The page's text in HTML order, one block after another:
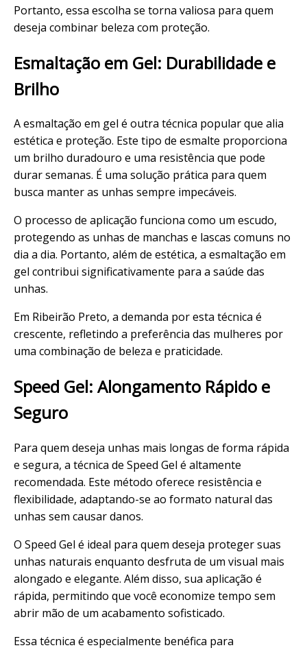
Portanto, essa escolha se torna valiosa para quem
deseja combinar beleza com proteção.
Esmaltação em Gel: Durabilidade e
Brilho
A esmaltação em gel é outra técnica popular que alia
estética e proteção. Este tipo de esmalte proporciona
um brilho duradouro e uma resistência que pode
durar semanas. É uma solução prática para quem
busca manter as unhas sempre impecáveis.
O processo de aplicação funciona como um escudo,
protegendo as unhas de manchas e lascas comuns no
dia a dia. Portanto, além de estética, a esmaltação em
gel contribui significativamente para a saúde das
unhas.
Em Ribeirão Preto, a demanda por esta técnica é
crescente, refletindo a preferência das mulheres por
uma combinação de beleza e praticidade.
Speed Gel: Alongamento Rápido e
Seguro
Para quem deseja unhas mais longas de forma rápida
e segura, a técnica de Speed Gel é altamente
recomendada. Este método oferece resistência e
flexibilidade, adaptando-se ao formato natural das
unhas sem causar danos.
O Speed Gel é ideal para quem deseja proteger suas
unhas naturais enquanto desfruta de um visual mais
alongado e elegante. Além disso, sua aplicação é
rápida, permitindo que você economize tempo sem
abrir mão de um acabamento sofisticado.
Essa técnica é especialmente benéfica para